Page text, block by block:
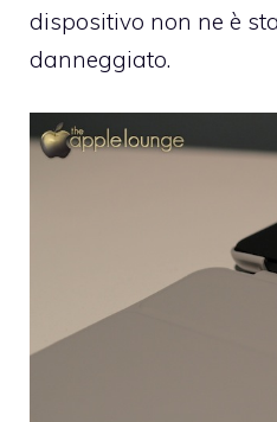
dispositivo non ne è
danneggiato.